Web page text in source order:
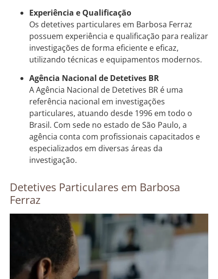
Experiência e Qualificação
Os detetives particulares em Barbosa Ferraz
possuem experiência e qualificação para realizar
investigações de forma eficiente e eficaz,
utilizando técnicas e equipamentos modernos.
Agência Nacional de Detetives BR
A Agência Nacional de Detetives BR é uma
referência nacional em investigações
particulares, atuando desde 1996 em todo o
Brasil. Com sede no estado de São Paulo, a
agência conta com profissionais capacitados e
especializados em diversas áreas da
investigação.
Detetives Particulares em Barbosa
Ferraz